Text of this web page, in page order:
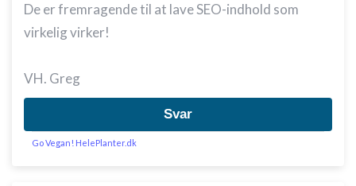
De er fremragende til at lave SEO-indhold som
virkelig virker!
VH. Greg
Svar
Go Vegan! HelePlanter.dk
Ydeevne
Annoncering / marketing